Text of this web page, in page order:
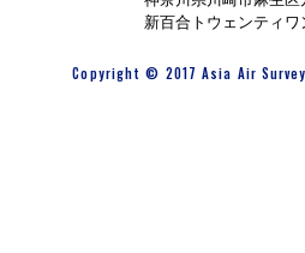
新百合トウェンティ
Copyright © 2017 Asia Air